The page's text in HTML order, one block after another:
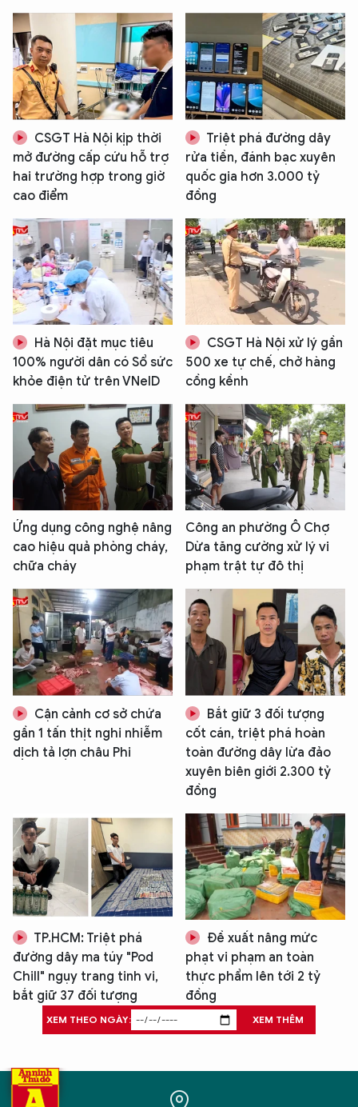
CSGT Hà Nội kịp thời
mở đường cấp cứu hỗ trợ
hai trường hợp trong giờ
cao điểm
Triệt phá đường dây
rửa tiền, đánh bạc xuyên
quốc gia hơn 3.000 tỷ
đồng
Hà Nội đặt mục tiêu
100% người dân có Sổ sức
khỏe điện tử trên VNeID
CSGT Hà Nội xử lý gần
500 xe tự chế, chở hàng
cồng kềnh
Ứng dụng công nghệ nâng
cao hiệu quả phòng cháy,
chữa cháy
Công an phường Ô Chợ
Dừa tăng cường xử lý vi
phạm trật tự đô thị
Cận cảnh cơ sở chứa
gần 1 tấn thịt nghi nhiễm
dịch tả lợn châu Phi
Bắt giữ 3 đối tượng
cốt cán, triệt phá hoàn
toàn đường dây lừa đảo
xuyên biên giới 2.300 tỷ
đồng
TP.HCM: Triệt phá
đường dây ma túy "Pod
Chill" ngụy trang tinh vi,
bắt giữ 37 đối tượng
Đề xuất nâng mức
phạt vi phạm an toàn
thực phẩm lên tới 2 tỷ
đồng
XEM THEO NGÀY: XEM THÊM